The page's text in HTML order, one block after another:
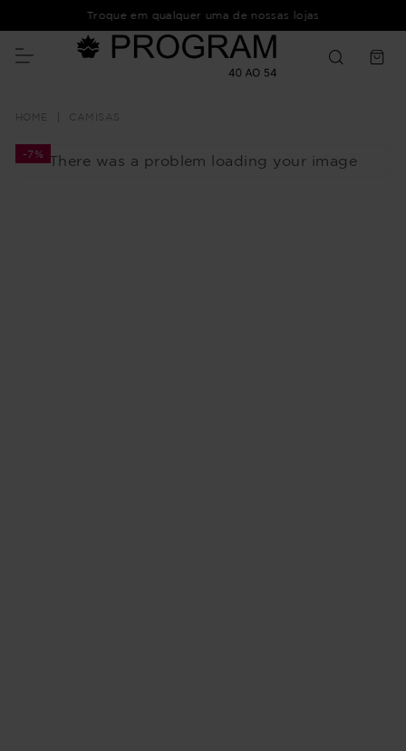
Troque em qualquer uma de nossas lojas
CAMISAS
There was a problem loading your image
-7%